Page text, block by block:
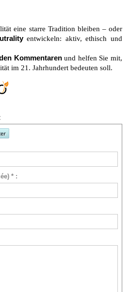
entwickeln: aktiv, ethisch und
Kommentarenund helfen Sie mit,
im 21. Jahrhundert bedeuten soll.
* :